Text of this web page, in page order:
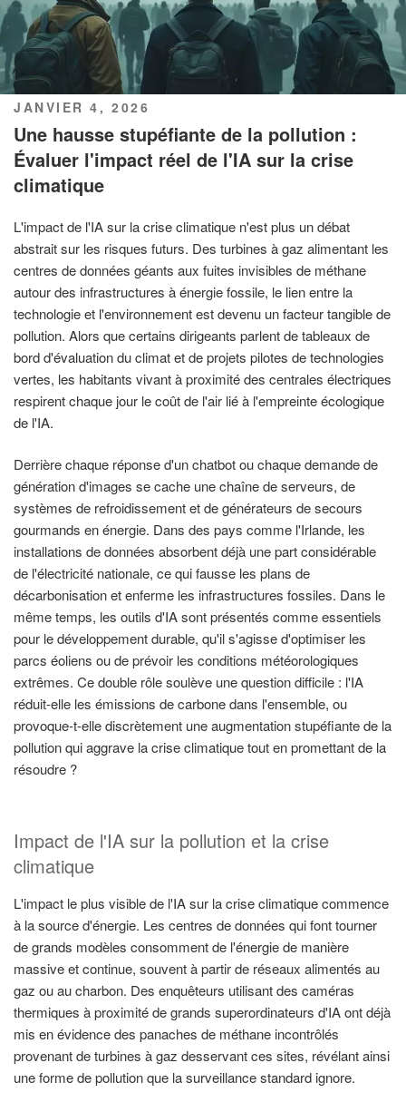
PUBLIÉ
LE
JANVIER 4, 2026
Une hausse stupéfiante de la pollution :
Évaluer l'impact réel de l'IA sur la crise
climatique
L'impact de l'IA sur la crise climatique n'est plus un débat
abstrait sur les risques futurs. Des turbines à gaz alimentant les
centres de données géants aux fuites invisibles de méthane
autour des infrastructures à énergie fossile, le lien entre la
technologie et l'environnement est devenu un facteur tangible de
pollution. Alors que certains dirigeants parlent de tableaux de
bord d'évaluation du climat et de projets pilotes de technologies
vertes, les habitants vivant à proximité des centrales électriques
respirent chaque jour le coût de l'air lié à l'empreinte écologique
de l'IA.
Derrière chaque réponse d'un chatbot ou chaque demande de
génération d'images se cache une chaîne de serveurs, de
systèmes de refroidissement et de générateurs de secours
gourmands en énergie. Dans des pays comme l'Irlande, les
installations de données absorbent déjà une part considérable
de l'électricité nationale, ce qui fausse les plans de
décarbonisation et enferme les infrastructures fossiles. Dans le
même temps, les outils d'IA sont présentés comme essentiels
pour le développement durable, qu'il s'agisse d'optimiser les
parcs éoliens ou de prévoir les conditions météorologiques
extrêmes. Ce double rôle soulève une question difficile : l'IA
réduit-elle les émissions de carbone dans l'ensemble, ou
provoque-t-elle discrètement une augmentation stupéfiante de la
pollution qui aggrave la crise climatique tout en promettant de la
résoudre ?
Impact de l'IA sur la pollution et la crise
climatique
L'impact le plus visible de l'IA sur la crise climatique commence
à la source d'énergie. Les centres de données qui font tourner
de grands modèles consomment de l'énergie de manière
massive et continue, souvent à partir de réseaux alimentés au
gaz ou au charbon. Des enquêteurs utilisant des caméras
thermiques à proximité de grands superordinateurs d'IA ont déjà
mis en évidence des panaches de méthane incontrôlés
provenant de turbines à gaz desservant ces sites, révélant ainsi
une forme de pollution que la surveillance standard ignore.